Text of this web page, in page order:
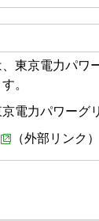
東京電力パワ
。
電力パワーグ
（外部リンク）